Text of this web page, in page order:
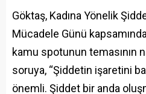
Göktaş, Kadına Yönelik
Mücadele Günü kapsamında
kamu spotunun temasının
soruya, “Şiddetin işaretini
önemli. Şiddet bir anda